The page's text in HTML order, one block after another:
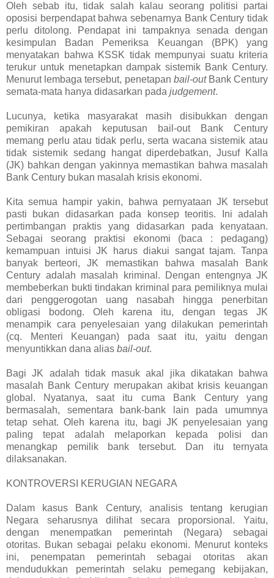
Oleh sebab itu, tidak salah kalau seorang politisi partai
oposisi berpendapat bahwa sebenarnya Bank Century tidak
perlu ditolong. Pendapat ini tampaknya senada dengan
kesimpulan Badan Pemeriksa Keuangan (BPK) yang
menyatakan bahwa KSSK tidak mempunyai suatu kriteria
terukur untuk menetapkan dampak sistemik Bank Century.
Menurut lembaga tersebut, penetapan bail-outBank Century
semata-mata hanya didasarkan pada judgement.
Lucunya, ketika masyarakat masih disibukkan dengan
pemikiran apakah keputusan bail-out Bank Century
memang perlu atau tidak perlu, serta wacana sistemik atau
tidak sistemik sedang hangat diperdebatkan, Jusuf Kalla
(JK) bahkan dengan yakinnya memastikan bahwa masalah
Bank Century bukan masalah krisis ekonomi.
Kita semua hampir yakin, bahwa pernyataan JK tersebut
pasti bukan didasarkan pada konsep teoritis. Ini adalah
pertimbangan praktis yang didasarkan pada kenyataan.
Sebagai seorang praktisi ekonomi (baca : pedagang)
kemampuan intuisi JK harus diakui sangat tajam. Tanpa
banyak berteori, JK memastikan bahwa masalah Bank
Century adalah masalah kriminal. Dengan entengnya JK
membeberkan bukti tindakan kriminal para pemiliknya mulai
dari penggerogotan uang nasabah hingga penerbitan
obligasi bodong. Oleh karena itu, dengan tegas JK
menampik cara penyelesaian yang dilakukan pemerintah
(cq. Menteri Keuangan) pada saat itu, yaitu dengan
menyuntikkan dana alias bail-out.
Bagi JK adalah tidak masuk akal jika dikatakan bahwa
masalah Bank Century merupakan akibat krisis keuangan
global. Nyatanya, saat itu cuma Bank Century yang
bermasalah, sementara bank-bank lain pada umumnya
tetap sehat. Oleh karena itu, bagi JK penyelesaian yang
paling tepat adalah melaporkan kepada polisi dan
menangkap pemilik bank tersebut. Dan itu ternyata
dilaksanakan.
KONTROVERSI KERUGIAN NEGARA
Dalam kasus Bank Century, analisis tentang kerugian
Negara seharusnya dilihat secara proporsional. Yaitu,
dengan menempatkan pemerintah (Negara) sebagai
otoritas. Bukan sebagai pelaku ekonomi. Menurut konteks
ini, penempatan pemerintah sebagai otoritas akan
mendudukkan pemerintah selaku pemegang kebijakan,